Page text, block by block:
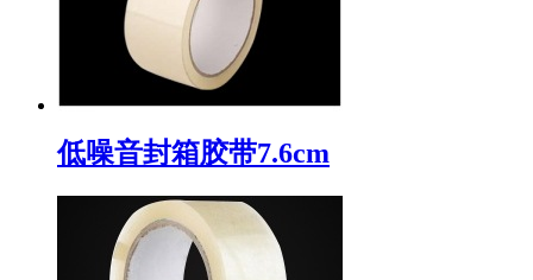
低噪音封箱胶带7.6cm